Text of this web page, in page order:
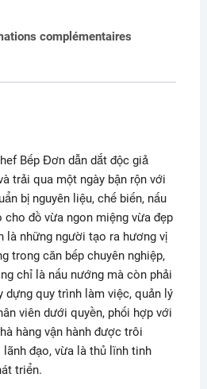
complémentaires
Bếp Đơn dẫn dắt độc giả
trải qua một ngày bận rộn với
bị nguyên liệu, chế biến, nấu
cho đồ vừa ngon miệng vừa đẹp
là những người tạo ra hương vị
trong căn bếp chuyên nghiệp,
chỉ là nấu nướng mà còn phải
dựng quy trình làm việc, quản lý
viên dưới quyền, phối hợp với
hàng vận hành được trôi
đạo, vừa là thủ lĩnh tinh
triển.